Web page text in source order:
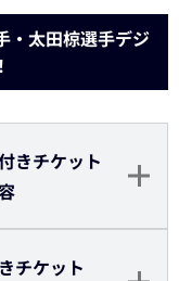
・太田椋選手デジ
きチケット
チケット